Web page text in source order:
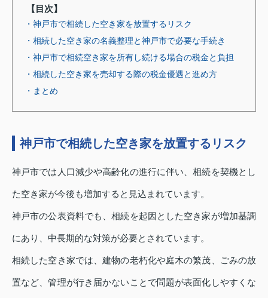
【目次】
・神戸市で相続した空き家を放置するリスク
・相続した空き家の名義整理と神戸市で必要な手続き
・神戸市で相続空き家を所有し続ける場合の税金と負担
・相続した空き家を売却する際の税金優遇と進め方
・まとめ
神戸市で相続した空き家を放置するリスク
神戸市では人口減少や高齢化の進行に伴い、相続を契機とし
た空き家が今後も増加すると見込まれています。
神戸市の公表資料でも、相続を起因とした空き家が増加基調
にあり、中長期的な対策が必要とされています。
相続した空き家では、建物の老朽化や庭木の繁茂、ごみの放
置など、管理が行き届かないことで問題が表面化しやすくな